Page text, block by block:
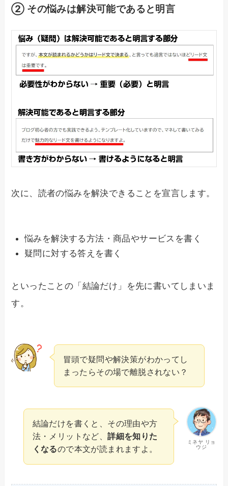
② その悩みは解決可能であると明言
次に、読者の悩みを解決できることを宣言します。
悩みを解決する方法・商品やサービスを書く
疑問に対する答えを書く
といったことの「結論だけ」を先に書いてしまいま
す。
冒頭で疑問や解決策がわかってし
まったらその場で離脱されない？
ミネヤ リョ
ウジ
結論だけを書くと、その理由や方
法・メリットなど、詳細を知りた
くなるので本文が読まれますよ。